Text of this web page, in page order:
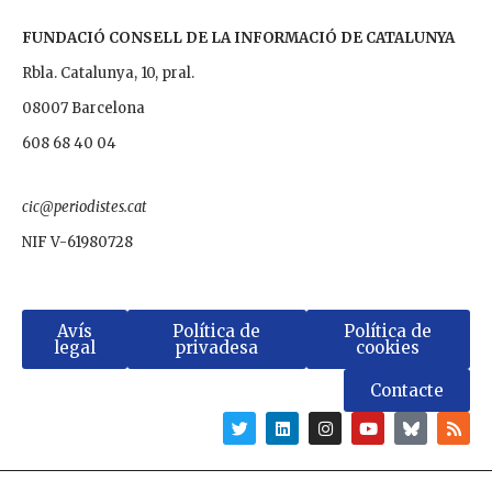
FUNDACIÓ CONSELL DE LA INFORMACIÓ DE CATALUNYA
Rbla. Catalunya, 10, pral.
08007 Barcelona
608 68 40 04
cic@periodistes.cat
NIF V-61980728
Avís
legal
Política de
privadesa
Política de
cookies
Contacte